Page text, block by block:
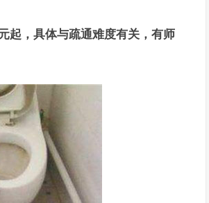
起，具体与疏通难度有关，有师